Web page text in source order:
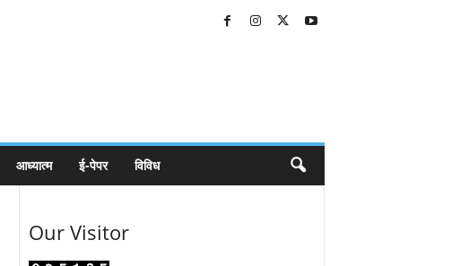
आध्यात्म ई-पेपर विविध
Our Visitor